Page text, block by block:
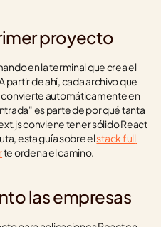
proyecto
en la terminal que crea el
de ahí, cada archivo que
convierte automáticamente en
es parte de por qué tanta
conviene tener sólido React
esta guía sobre el stack full
te ordena el camino.
las empresas